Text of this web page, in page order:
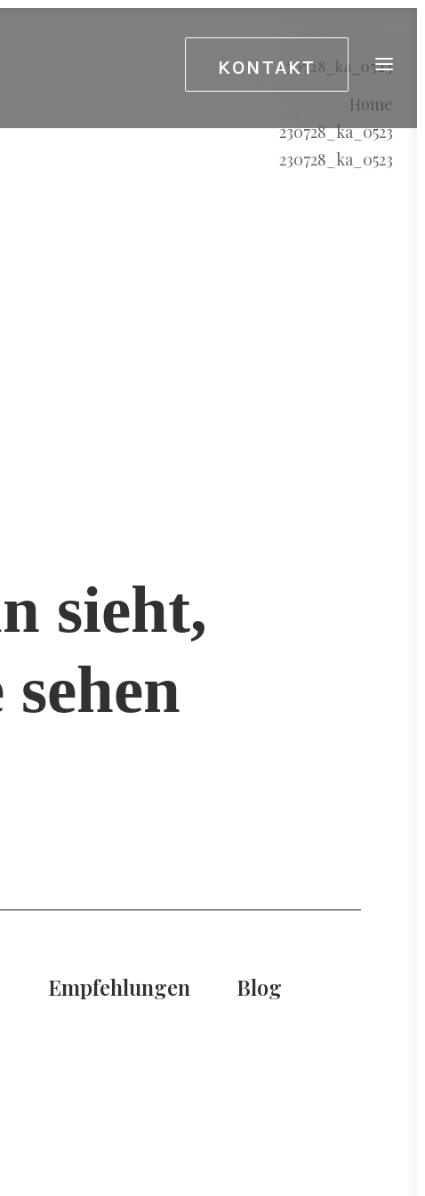
KONTAKT230728_ka_0523
Home
230728_ka_0523
230728_ka_0523
sieht,
Empfehlungen Blog